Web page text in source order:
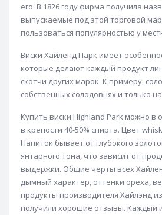
Виски Chivas Regal 18 лет
Виски Chivas Regal 21 год
Виски Clontarf
Виски
Виски Cragganmore 12 лет
Виски Dalmore 12 лет
Виски
Виски Dalwhinnie
Виски
Виски Dewar's
Виски Dewars
Виски Dewars 18 лет
Виски
Виски Dimple 15 лет
Виски
его. В 1826 году фирма получила
выпускаемые под этой торговой
пользоваться популярностью у
Виски Хайленд Парк имеет
которые делают каждый продукт
скотчи других марок. К примеру,
собственных солодовнях и только
Купить виски Highland Park можно в
в крепости 40-50% спирта. Цвет
Напиток бывает от глубокого
янтарного тона, что зависит от
выдержки. Общие черты всех
дымный характер, оттенки ореха,
продукты производителя Хайлэнд
получили хорошие отзывы. Каждый